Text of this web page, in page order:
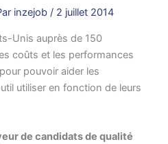
inzejob/ 2 juillet 2014
Unis auprès de 150
coûts et les performances
pouvoir aider les
utiliser en fonction de leurs
de candidats de qualité